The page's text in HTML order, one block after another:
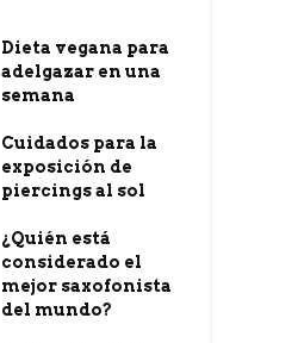
Dieta vegana para
adelgazar en una
semana
Cuidados para la
exposición de
piercings al sol
¿Quién está
considerado el
mejor saxofonista
del mundo?